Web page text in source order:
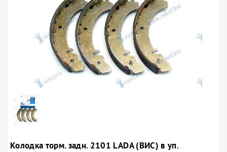
Колодка торм. задн. 2101 LADA (ВИС) в уп.